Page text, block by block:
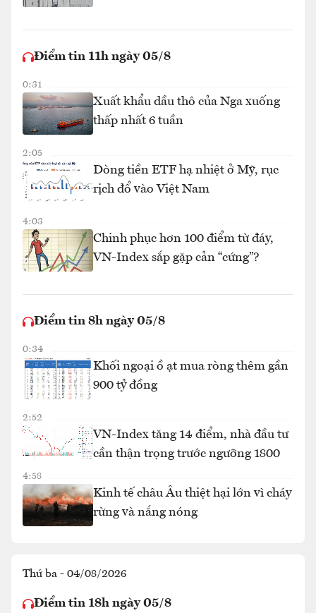
Điểm tin 11h ngày 05/8
0:31
Xuất khẩu dầu thô của Nga xuống
thấp nhất 6 tuần
2:05
Dòng tiền ETF hạ nhiệt ở Mỹ, rục
rịch đổ vào Việt Nam
4:03
Chinh phục hơn 100 điểm từ đáy,
VN-Index sắp gặp cản “cứng”?
Điểm tin 8h ngày 05/8
0:34
Khối ngoại ồ ạt mua ròng thêm gần
900 tỷ đồng
2:52
VN-Index tăng 14 điểm, nhà đầu tư
cần thận trọng trước ngưỡng 1800
4:58
Kinh tế châu Âu thiệt hại lớn vì cháy
rừng và nắng nóng
Thứ ba - 04/08/2026
Điểm tin 18h ngày 05/8